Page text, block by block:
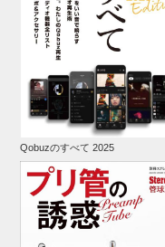
Qobuzのすべて 2025